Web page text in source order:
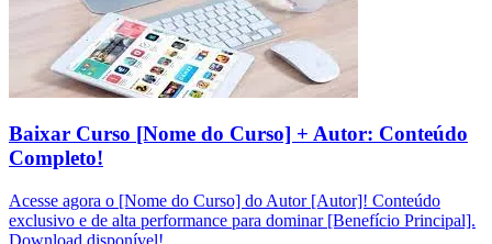
Baixar Curso [Nome do Curso] + Autor: Conteúdo
Completo!
Acesse agora o [Nome do Curso] do Autor [Autor]! Conteúdo
exclusivo e de alta performance para dominar [Benefício Principal].
Download disponível!